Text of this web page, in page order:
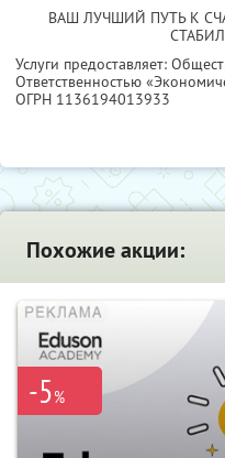
ВАШ ЛУЧШИЙ ПУТЬ К
Услуги предоставляет:
Ответственностью
ОГРН 1136194013933
Похожие акции:
-5%